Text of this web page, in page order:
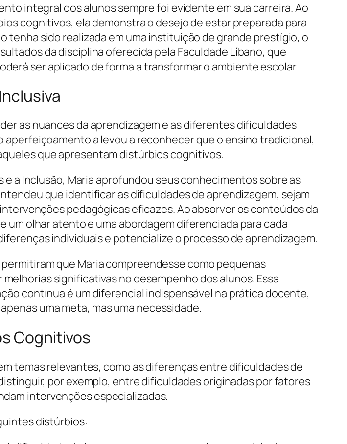
integral dos alunos sempre foi evidente em sua carreira. Ao
cognitivos, ela demonstra o desejo de estar preparada para
tenha sido realizada em uma instituição de grande prestígio, o
da disciplina oferecida pela Faculdade Líbano, que
ser aplicado de forma a transformar o ambiente escolar.
as nuances da aprendizagem e as diferentes dificuldades
a levou a reconhecer que o ensino tradicional,
que apresentam distúrbios cognitivos.
a Inclusão, Maria aprofundou seus conhecimentos sobre as
que identificar as dificuldades de aprendizagem, sejam
pedagógicas eficazes. Ao absorver os conteúdos da
um olhar atento e uma abordagem diferenciada para cada
individuais e potencialize o processo de aprendizagem.
que Maria compreendesse como pequenas
significativas no desempenho dos alunos. Essa
contínua é um diferencial indispensável na prática docente,
uma meta, mas uma necessidade.
Cognitivos
temas relevantes, como as diferenças entre dificuldades de
por exemplo, entre dificuldades originadas por fatores
intervenções especializadas.
distúrbios: